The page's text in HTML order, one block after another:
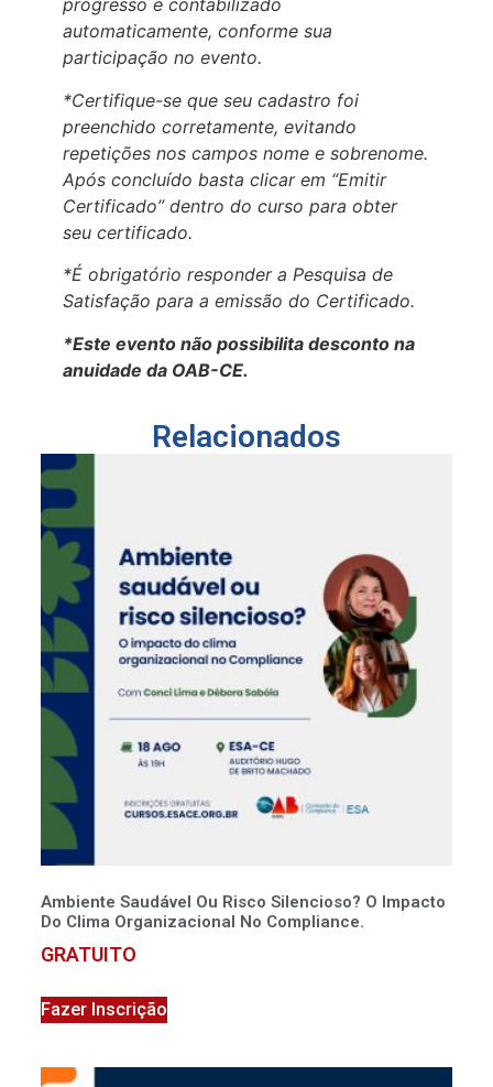
progresso é contabilizado
automaticamente, conforme sua
participação no evento.
*Certifique-se que seu cadastro foi
preenchido corretamente, evitando
repetições nos campos nome e sobrenome.
Após concluído basta clicar em “Emitir
Certificado” dentro do curso para obter
seu certificado.
*É obrigatório responder a Pesquisa de
Satisfação para a emissão do Certificado.
*Este evento não possibilita desconto na
anuidade da OAB-CE.
Relacionados
Ambiente Saudável Ou Risco Silencioso? O Impacto
Do Clima Organizacional No Compliance.
GRATUITO
Fazer Inscrição